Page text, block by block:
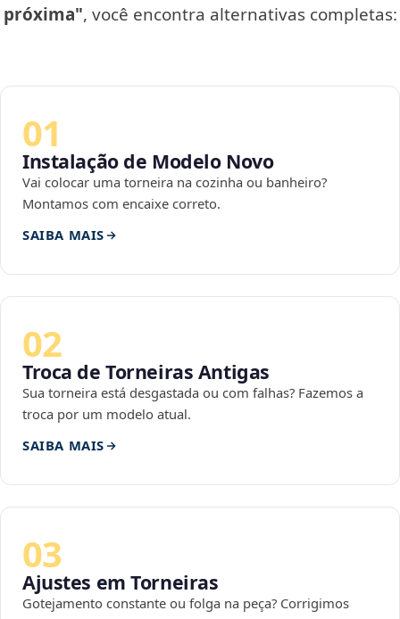
próxima", você encontra alternativas completas:
01
Instalação de Modelo Novo
Vai colocar uma torneira na cozinha ou banheiro?
Montamos com encaixe correto.
SAIBA MAIS
02
Troca de Torneiras Antigas
Sua torneira está desgastada ou com falhas? Fazemos a
troca por um modelo atual.
SAIBA MAIS
03
Ajustes em Torneiras
Gotejamento constante ou folga na peça? Corrigimos